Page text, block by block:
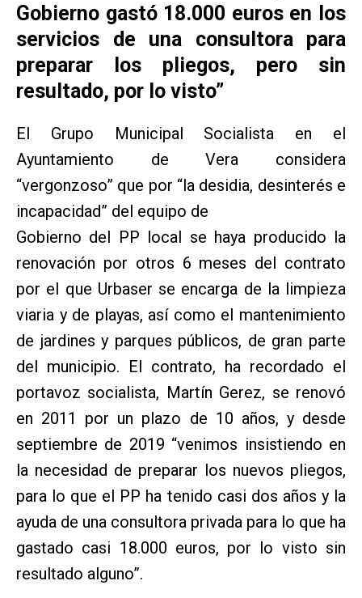
Gobierno gastó 18.000 euros en los
servicios de una consultora para
preparar los pliegos, pero sin
resultado, por lo visto”
El Grupo Municipal Socialista en el
Ayuntamiento de Vera considera
“vergonzoso” que por “la desidia, desinterés e
incapacidad” del equipo de
Gobierno del PP local se haya producido la
renovación por otros 6 meses del contrato
por el que Urbaser se encarga de la limpieza
viaria y de playas, así como el mantenimiento
de jardines y parques públicos, de gran parte
del municipio. El contrato, ha recordado el
portavoz socialista, Martín Gerez, se renovó
en 2011 por un plazo de 10 años, y desde
septiembre de 2019 “venimos insistiendo en
la necesidad de preparar los nuevos pliegos,
para lo que el PP ha tenido casi dos años y la
ayuda de una consultora privada para lo que ha
gastado casi 18.000 euros, por lo visto sin
resultado alguno”.